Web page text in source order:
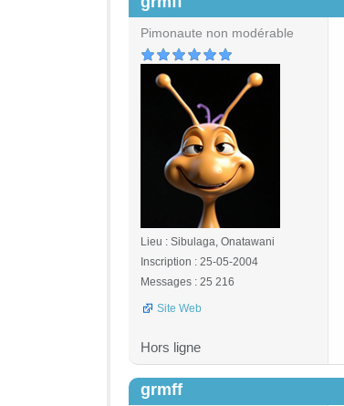
Pimonaute non modérable
Lieu : Sibulaga, Onatawani
Inscription : 25-05-2004
Messages : 25 216
Site Web
Hors ligne
grmff